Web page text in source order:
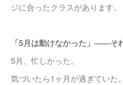
ジに合ったクラスがあります。
「5月は動けなかった」——そ
5月、忙しかった。
気づいたら1ヶ月が過ぎていた。